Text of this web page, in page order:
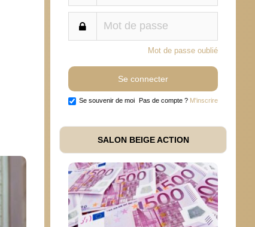
Mot de passe oublié
Se souvenir de moi Pas de compte ? M'inscrire
SALON BEIGE ACTION